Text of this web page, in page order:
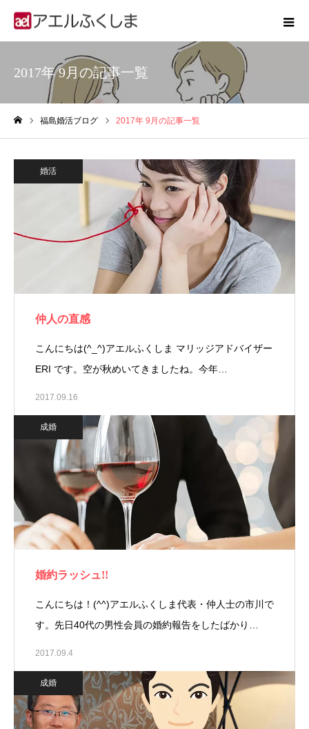
2017年 9月の記事一覧
福島婚活ブログ 2017年 9月の記事一覧
婚活
仲人の直感
こんにちは(^_^)アエルふくしま マリッジアドバイザー
ERI です。空が秋めいてきましたね。今年…
2017.09.16
成婚
婚約ラッシュ!!
こんにちは！(^^)アエルふくしま代表・仲人士の市川で
す。先日40代の男性会員の婚約報告をしたばかり…
2017.09.4
成婚